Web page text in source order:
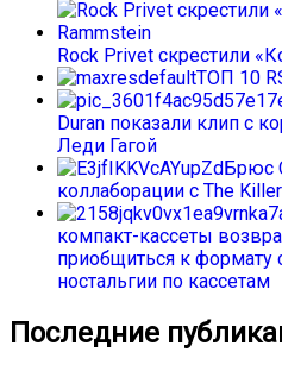
Rock Privet скрестили
ТОП 10
Duran показали клип с
Леди Гагой
Брюс
коллаборации с The
компакт-кассеты
приобщиться к формату
ностальгии по кассетам
Последние